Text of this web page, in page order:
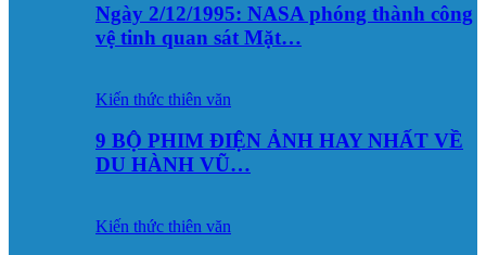
Ngày 2/12/1995: NASA phóng thành công
vệ tinh quan sát Mặt…
Kiến thức thiên văn
9 BỘ PHIM ĐIỆN ẢNH HAY NHẤT VỀ
DU HÀNH VŨ…
Kiến thức thiên văn